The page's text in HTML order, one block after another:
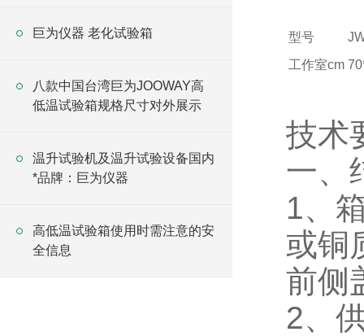
巨为仪器 老化试验箱
八款中国台湾巨为JOOWAY高
低温试验箱规格尺寸对外展示
温升试验机及温升试验设备国内
*品牌：巨为仪器
高低温试验箱使用时需注意的安
全信息
型号
工作室cm
技术
一、
1、
或铜
前侧
2、